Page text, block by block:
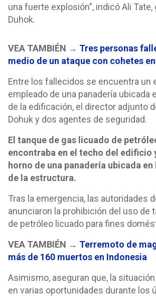
una fuerte explosión", indicó Ali Tate,
Duhok.
VEA TAMBIÉN → Tres personas
medio de un ataque con cohetes
Entre los fallecidos se encuentra un
empleado de una panadería ubicada
de la edificación, el director adjunto
Dohuk y dos agentes de seguridad.
El tanque de gas licuado de
encontraba en el techo del edificio
horno de una panadería ubicada
de la estructura.
Tras la emergencia, las autoridades
anunciaron la prohibición del uso de
de petróleo licuado para fines
VEA TAMBIÉN → Terremoto de
más de 160 muertos en Indonesia
Asimismo, aseguran que, la
en varias oportunidades durante los